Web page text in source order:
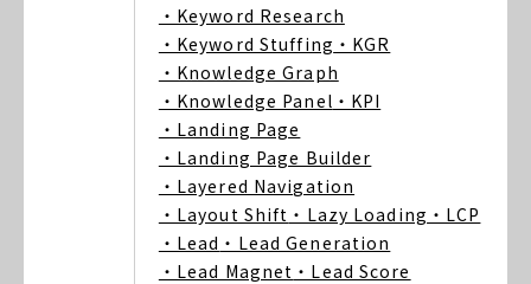
・Keyword Research
・Keyword Stuffing ・KGR
・Knowledge Graph
・Knowledge Panel ・KPI
・Landing Page
・Landing Page Builder
・Layered Navigation
・Layout Shift ・Lazy Loading ・LCP
・Lead ・Lead Generation
・Lead Magnet ・Lead Score